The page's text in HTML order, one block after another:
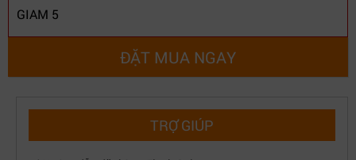
GIAM 5
ĐẶT MUA NGAY
TRỢ GIÚP